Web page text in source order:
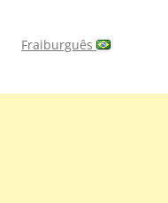
Fraiburguês